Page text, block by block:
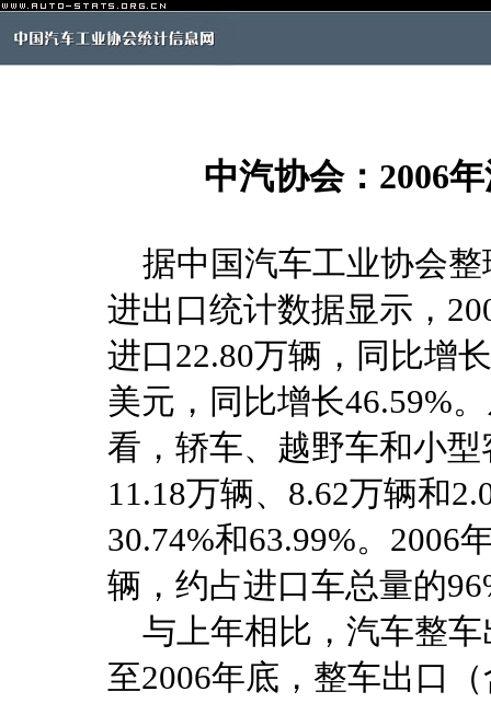
中汽协会：2006
据中国汽车工业协会整
进出口统计数据显示，
进口22.80万辆，同比增
美元，同比增长46.59%
看，轿车、越野车和小
11.18万辆、8.62万辆和
30.74%和63.99%。2006
辆，约占进口车总量的
与上年相比，汽车整车
至2006年底，整车出口